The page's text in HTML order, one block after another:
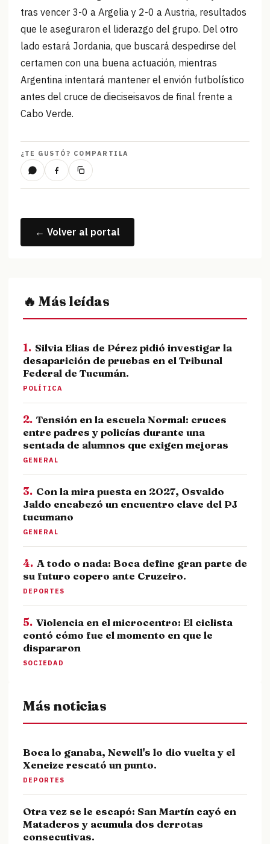
tras vencer 3-0 a Argelia y 2-0 a Austria, resultados
que le aseguraron el liderazgo del grupo. Del otro
lado estará Jordania, que buscará despedirse del
certamen con una buena actuación, mientras
Argentina intentará mantener el envión futbolístico
antes del cruce de dieciseisavos de final frente a
Cabo Verde.
¿TE GUSTÓ? COMPARTILA
← Volver al portal
🔥 Más leídas
1. Silvia Elias de Pérez pidió investigar la
desaparición de pruebas en el Tribunal
Federal de Tucumán.
POLÍTICA
2. Tensión en la escuela Normal: cruces
entre padres y policías durante una
sentada de alumnos que exigen mejoras
GENERAL
3. Con la mira puesta en 2027, Osvaldo
Jaldo encabezó un encuentro clave del PJ
tucumano
GENERAL
4. A todo o nada: Boca define gran parte de
su futuro copero ante Cruzeiro.
DEPORTES
5. Violencia en el microcentro: El ciclista
contó cómo fue el momento en que le
dispararon
SOCIEDAD
Más noticias
Boca lo ganaba, Newell's lo dio vuelta y el
Xeneize rescató un punto.
DEPORTES
Otra vez se le escapó: San Martín cayó en
Mataderos y acumula dos derrotas
consecutivas.